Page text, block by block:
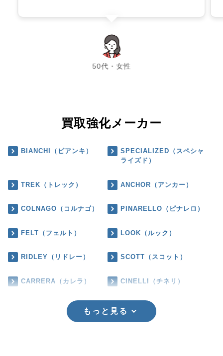
50代・女性
chevron_left chevron_right
買取強化メーカー
BIANCHI（ビアンキ）
SPECIALIZED（スペシャ
ライズド）
TREK（トレック） ANCHOR（アンカー）
COLNAGO（コルナゴ） PINARELLO（ピナレロ）
FELT（フェルト） LOOK（ルック）
RIDLEY（リドレー） SCOTT（スコット）
CARRERA（カレラ） CINELLI（チネリ）
もっと見る